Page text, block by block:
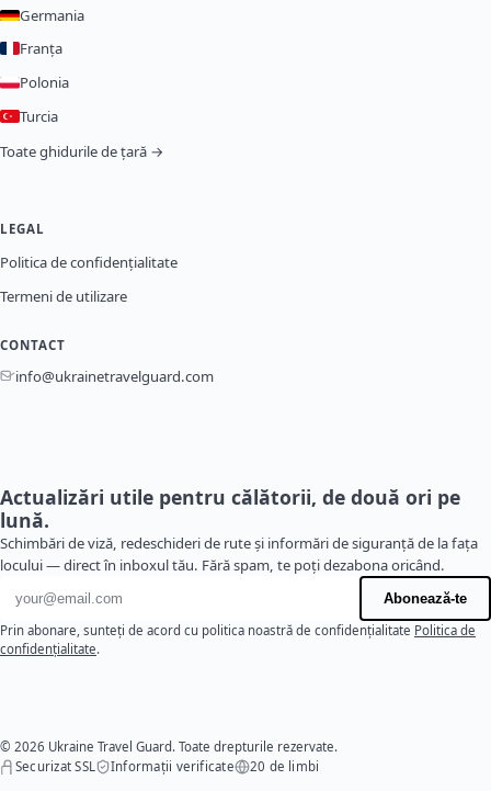
Germania
Franța
Polonia
Turcia
Toate ghidurile de țară →
LEGAL
Politica de confidențialitate
Termeni de utilizare
CONTACT
info@ukrainetravelguard.com
Actualizări utile pentru călătorii, de două ori pe
lună.
Schimbări de viză, redeschideri de rute și informări de siguranță de la fața
locului — direct în inboxul tău. Fără spam, te poți dezabona oricând.
Adresă de e-mail
Abonează-te
Prin abonare, sunteți de acord cu politica noastră de confidențialitate Politica de
confidențialitate.
© 2026 Ukraine Travel Guard. Toate drepturile rezervate.
Securizat SSL
Informații verificate 20 de limbi